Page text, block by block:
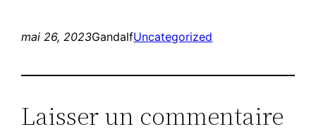
mai 26, 2023GandalfUncategorized
Laisser un commentaire